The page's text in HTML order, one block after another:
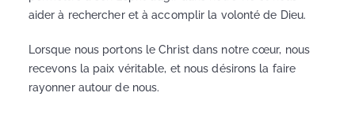
aider à rechercher et à accomplir la volonté de Dieu.
Lorsque nous portons le Christ dans notre cœur, nous
recevons la paix véritable, et nous désirons la faire
rayonner autour de nous.